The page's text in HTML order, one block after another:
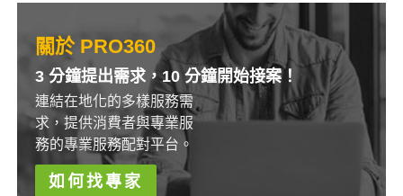
關於 PRO360
3 分鐘提出需求，10 分鐘開始接案！
連結在地化的多樣服務需
求，提供消費者與專業服
務的專業服務配對平台。
如何找專家